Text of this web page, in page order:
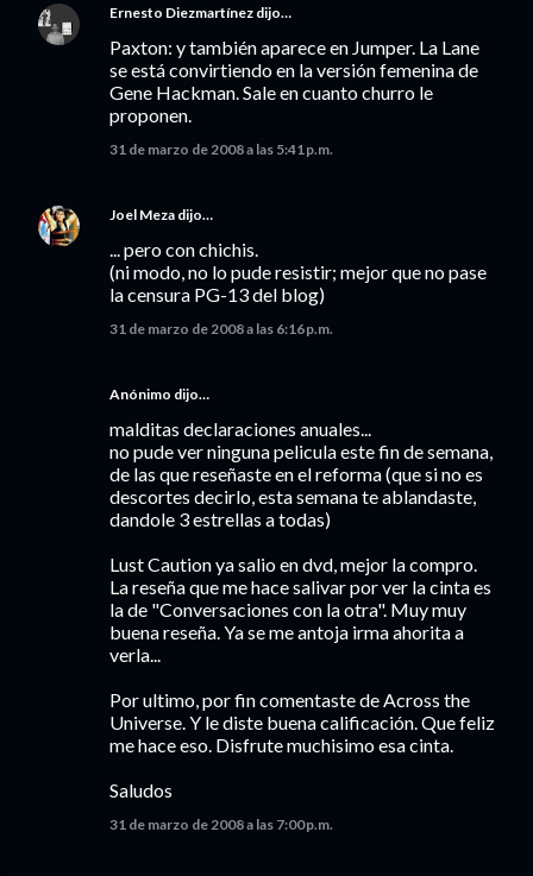
Ernesto Diezmartínez dijo…
Paxton: y también aparece en Jumper. La Lane
se está convirtiendo en la versión femenina de
Gene Hackman. Sale en cuanto churro le
proponen.
31 de marzo de 2008 a las 5:41 p.m.
Joel Meza dijo…
... pero con chichis.
(ni modo, no lo pude resistir; mejor que no pase
la censura PG-13 del blog)
31 de marzo de 2008 a las 6:16 p.m.
Anónimo dijo…
malditas declaraciones anuales...
no pude ver ninguna pelicula este fin de semana,
de las que reseñaste en el reforma (que si no es
descortes decirlo, esta semana te ablandaste,
dandole 3 estrellas a todas)
Lust Caution ya salio en dvd, mejor la compro.
La reseña que me hace salivar por ver la cinta es
la de "Conversaciones con la otra". Muy muy
buena reseña. Ya se me antoja irma ahorita a
verla...
Por ultimo, por fin comentaste de Across the
Universe. Y le diste buena calificación. Que feliz
me hace eso. Disfrute muchisimo esa cinta.
Saludos
31 de marzo de 2008 a las 7:00 p.m.